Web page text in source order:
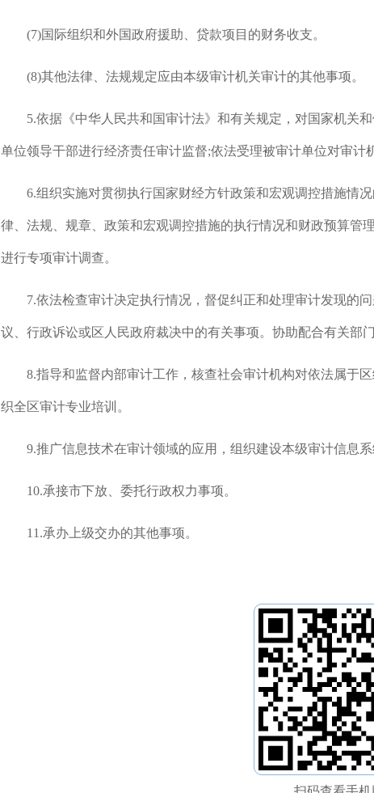
(7)国际组织和外国政府援助、贷款项目的财务收支。
(8)其他法律、法规规定应由本级审计机关审计的其他事项。
5.依据《中华人民共和国审计法》和有关规定，对国家机关
单位领导干部进行经济责任审计监督;依法受理被审计单位对审计
6.组织实施对贯彻执行国家财经方针政策和宏观调控措施情
律、法规、规章、政策和宏观调控措施的执行情况和财政预算管
进行专项审计调查。
7.依法检查审计决定执行情况，督促纠正和处理审计发现的
议、行政诉讼或区人民政府裁决中的有关事项。协助配合有关部
8.指导和监督内部审计工作，核查社会审计机构对依法属于
织全区审计专业培训。
9.推广信息技术在审计领域的应用，组织建设本级审计信息系
10.承接市下放、委托行政权力事项。
11.承办上级交办的其他事项。